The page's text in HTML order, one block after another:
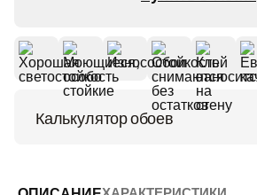
Калькулятор обоев